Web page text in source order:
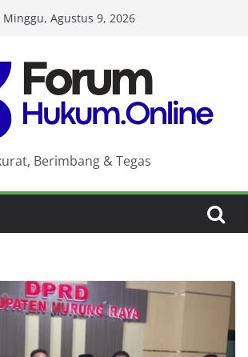
Minggu, Agustus 9, 2026
Berimbang & Tegas